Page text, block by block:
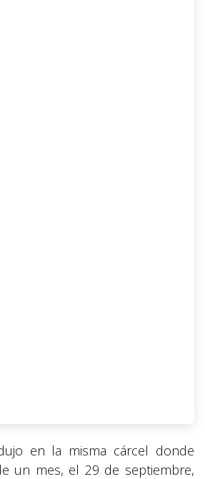
en la misma cárcel donde
un mes, el 29 de septiembre,